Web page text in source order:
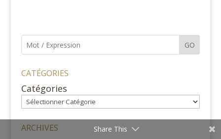
GO
CATÉGORIES
Catégories
ARCHIVES Share This